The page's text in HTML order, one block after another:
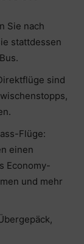
Sie nach
stattdessen
sind
Flüge:
einen
Economy-
und mehr